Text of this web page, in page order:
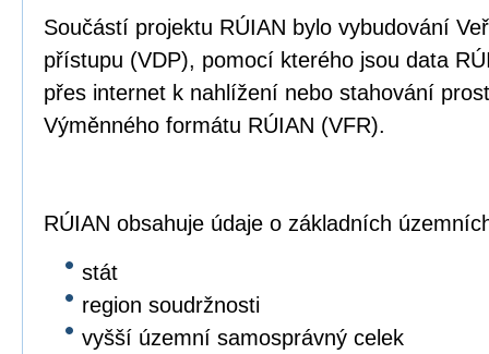
Součástí projektu RÚIAN bylo vybudování
přístupu (VDP), pomocí kterého jsou data
přes internet k nahlížení nebo stahování
Výměnného formátu RÚIAN (VFR).
RÚIAN obsahuje údaje o základních
stát
region soudržnosti
vyšší územní samosprávný celek